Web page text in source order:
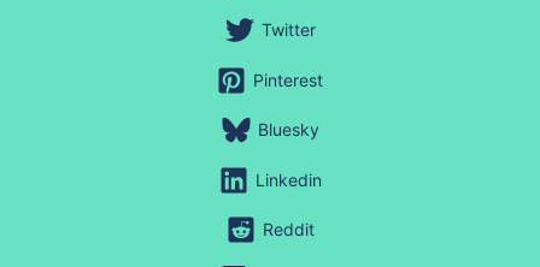
Twitter
Pinterest
Bluesky
Linkedin
Reddit